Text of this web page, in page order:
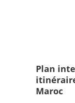
Plan
Maroc